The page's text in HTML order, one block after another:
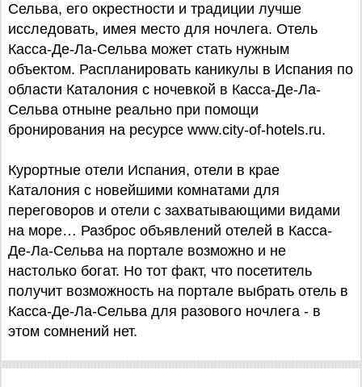
Сельва, его окрестности и традиции лучше
исследовать, имея место для ночлега. Отель
Касса-Де-Ла-Сельва может стать нужным
объектом. Распланировать каникулы в Испания по
области Каталония с ночевкой в Касса-Де-Ла-
Сельва отныне реально при помощи
бронирования на ресурсе www.city-of-hotels.ru.
Курортные отели Испания, отели в крае
Каталония с новейшими комнатами для
переговоров и отели с захватывающими видами
на море… Разброс объявлений отелей в Касса-
Де-Ла-Сельва на портале возможно и не
настолько богат. Но тот факт, что посетитель
получит возможность на портале выбрать отель в
Касса-Де-Ла-Сельва для разового ночлега - в
этом сомнений нет.